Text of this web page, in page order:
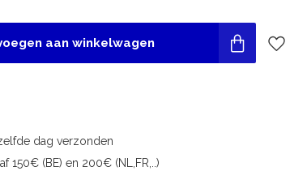
aan winkelwagen
dag verzonden
150€ (BE) en 200€ (NL,FR,..)